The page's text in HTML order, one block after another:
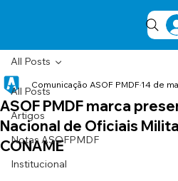
All Posts
Artigos
Notas ASOFPMDF
Institucional
All Posts
ASOF PMDF marca
Nacional de Oficiais
CONAME
Comunicação ASOF PMDF 14 de